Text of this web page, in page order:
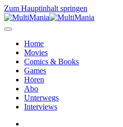
Zum Hauptinhalt springen
Home
Movies
Comics & Books
Games
Hören
Abo
Unterwegs
Interviews